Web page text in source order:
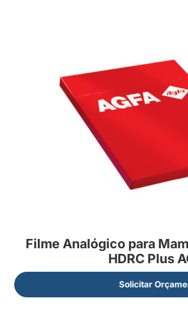
Filme Analógico para
HDRC Plus
Solicitar